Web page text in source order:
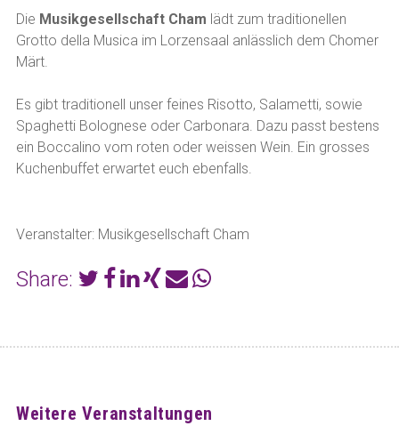
Die Musikgesellschaft Cham lädt zum traditionellen
Grotto della Musica im Lorzensaal anlässlich dem Chomer
Märt.
Es gibt traditionell unser feines Risotto, Salametti, sowie
Spaghetti Bolognese oder Carbonara. Dazu passt bestens
ein Boccalino vom roten oder weissen Wein. Ein grosses
Kuchenbuffet erwartet euch ebenfalls.
Veranstalter: Musikgesellschaft Cham
Share:
Weitere Veranstaltungen